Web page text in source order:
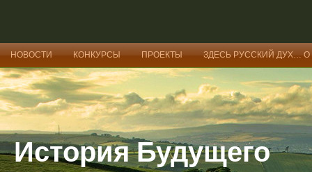
НОВОСТИ КОНКУРСЫ ПРОЕКТЫ ЗДЕСЬ РУССКИЙ ДУХ…
История Будущего